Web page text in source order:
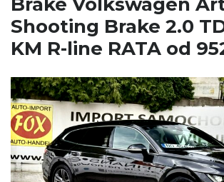
Shooting Brake 2.0
KM R-line RATA od